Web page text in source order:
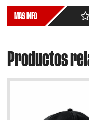
MÁS INFO
Productos